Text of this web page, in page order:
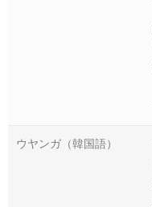
ウヤンガ（韓国語）